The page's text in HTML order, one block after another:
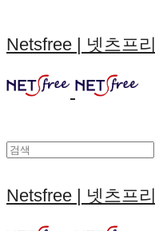
Netsfree | 넷츠프리
Netsfree | 넷츠프리